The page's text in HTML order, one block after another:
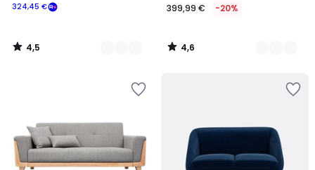
324,45 €
4,5
/
399,99 € -20%
4,6
/